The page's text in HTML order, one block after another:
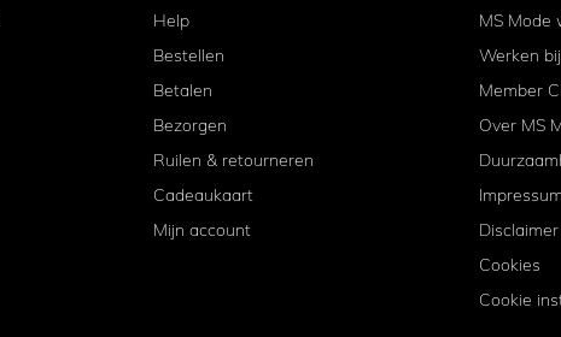
Help
Bestellen
Betalen
Bezorgen
Ruilen & retourneren
Cadeaukaart
Mijn account
MS Mode
Werken
Member
Over MS
Impressum
Disclaimer
Cookies
Cookie